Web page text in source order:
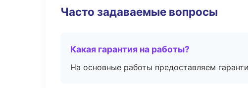
Часто задаваемые вопросы
Какая гарантия на работы?
На основные работы предоставляем